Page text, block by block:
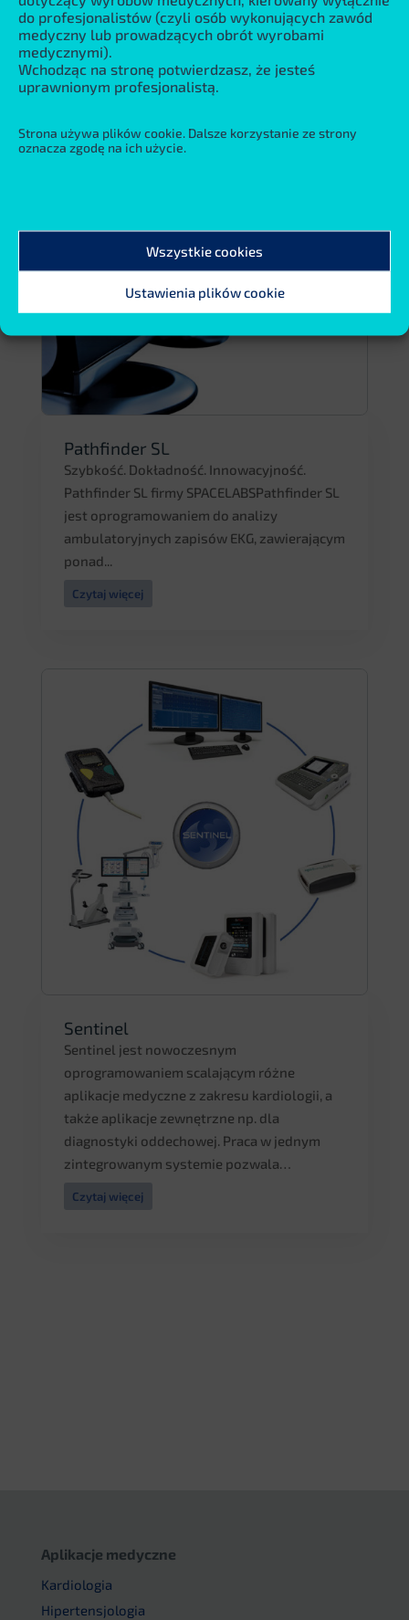
do profesjonalistów (czyli osób wykonujących zawód
medyczny lub prowadzących obrót wyrobami
medycznymi).
Wchodząc na stronę potwierdzasz, że jesteś
uprawnionym profesjonalistą.
Strona używa plików cookie. Dalsze korzystanie ze strony
oznacza zgodę na ich użycie.
Wszystkie cookies
Ustawienia plików cookie
Czytaj więcej
Pathfinder SL
Szybkość. Dokładność. Innowacyjność.
Pathfinder SL firmy SPACELABSPathfinder SL
jest oprogramowaniem do analizy
ambulatoryjnych zapisów EKG, zawierającym
ponad...
Czytaj więcej
Sentinel
Sentinel jest nowoczesnym
oprogramowaniem scalającym różne
aplikacje medyczne z zakresu kardiologii, a
także aplikacje zewnętrzne np. dla
diagnostyki oddechowej. Praca w jednym
zintegrowanym systemie pozwala…
Czytaj więcej
Aplikacje medyczne
Kardiologia
Hipertensjologia